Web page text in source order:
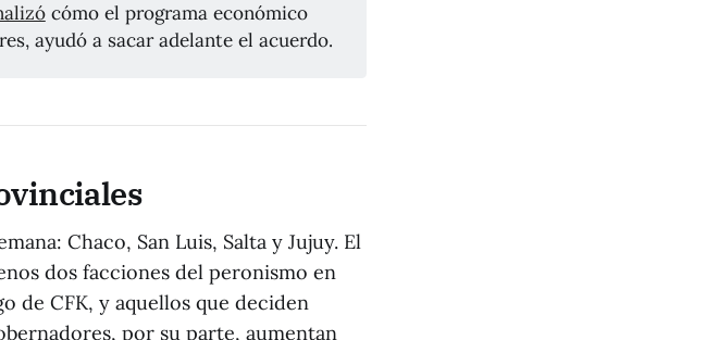
cómo el programa económico
ayudó a sacar adelante el acuerdo.
Chaco, San Luis, Salta y Jujuy. El
dos facciones del peronismo en
de CFK, y aquellos que deciden
por su parte, aumentan